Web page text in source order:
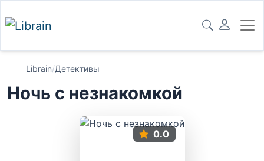
Librain/Детективы
Ночь с незнакомкой
0.0